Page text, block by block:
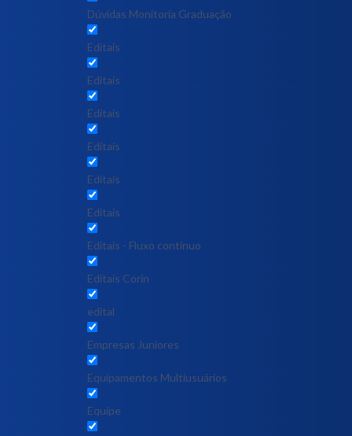
Dúvidas Monitoria Graduação
Editais
Editais
Editais
Editais
Editais
Editais
Editais - Fluxo contínuo
Editais Corin
edital
Empresas Juniores
Equipamentos Multiusuários
Equipe